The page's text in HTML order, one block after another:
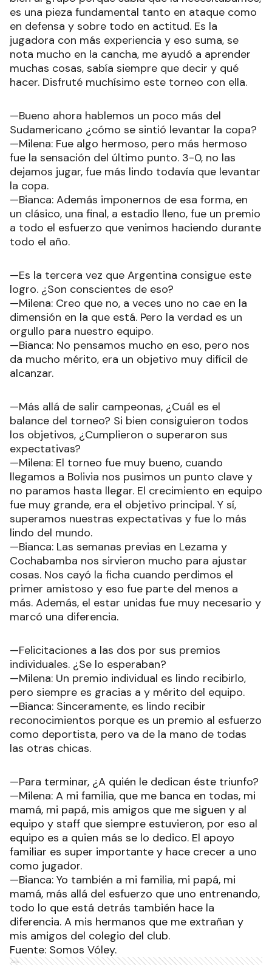
es una pieza fundamental tanto en ataque como
en defensa y sobre todo en actitud. Es la
jugadora con más experiencia y eso suma, se
nota mucho en la cancha, me ayudó a aprender
muchas cosas, sabía siempre que decir y qué
hacer. Disfruté muchísimo este torneo con ella.
—Bueno ahora hablemos un poco más del
Sudamericano ¿cómo se sintió levantar la copa?
—Milena: Fue algo hermoso, pero más hermoso
fue la sensación del último punto. 3-0, no las
dejamos jugar, fue más lindo todavía que levantar
la copa.
—Bianca: Además imponernos de esa forma, en
un clásico, una final, a estadio lleno, fue un premio
a todo el esfuerzo que venimos haciendo durante
todo el año.
—Es la tercera vez que Argentina consigue este
logro. ¿Son conscientes de eso?
—Milena: Creo que no, a veces uno no cae en la
dimensión en la que está. Pero la verdad es un
orgullo para nuestro equipo.
—Bianca: No pensamos mucho en eso, pero nos
da mucho mérito, era un objetivo muy difícil de
alcanzar.
—Más allá de salir campeonas, ¿Cuál es el
balance del torneo? Si bien consiguieron todos
los objetivos, ¿Cumplieron o superaron sus
expectativas?
—Milena: El torneo fue muy bueno, cuando
llegamos a Bolivia nos pusimos un punto clave y
no paramos hasta llegar. El crecimiento en equipo
fue muy grande, era el objetivo principal. Y sí,
superamos nuestras expectativas y fue lo más
lindo del mundo.
—Bianca: Las semanas previas en Lezama y
Cochabamba nos sirvieron mucho para ajustar
cosas. Nos cayó la ficha cuando perdimos el
primer amistoso y eso fue parte del menos a
más. Además, el estar unidas fue muy necesario y
marcó una diferencia.
—Felicitaciones a las dos por sus premios
individuales. ¿Se lo esperaban?
—Milena: Un premio individual es lindo recibirlo,
pero siempre es gracias a y mérito del equipo.
—Bianca: Sinceramente, es lindo recibir
reconocimientos porque es un premio al esfuerzo
como deportista, pero va de la mano de todas
las otras chicas.
—Para terminar, ¿A quién le dedican éste triunfo?
—Milena: A mi familia, que me banca en todas, mi
mamá, mi papá, mis amigos que me siguen y al
equipo y staff que siempre estuvieron, por eso al
equipo es a quien más se lo dedico. El apoyo
familiar es super importante y hace crecer a uno
como jugador.
—Bianca: Yo también a mi familia, mi papá, mi
mamá, más allá del esfuerzo que uno entrenando,
todo lo que está detrás también hace la
diferencia. A mis hermanos que me extrañan y
mis amigos del colegio del club.
Fuente: Somos Vóley.
Ads